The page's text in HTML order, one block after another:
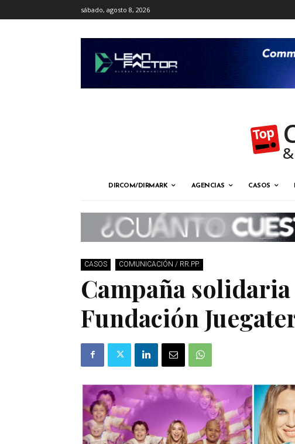
sábado, agosto 8, 2026
&
DIRCOM/DIRMARK AGENCIAS CASOS
CASOS COMUNICACIÓN / RR.PP.
Campaña
Fundación